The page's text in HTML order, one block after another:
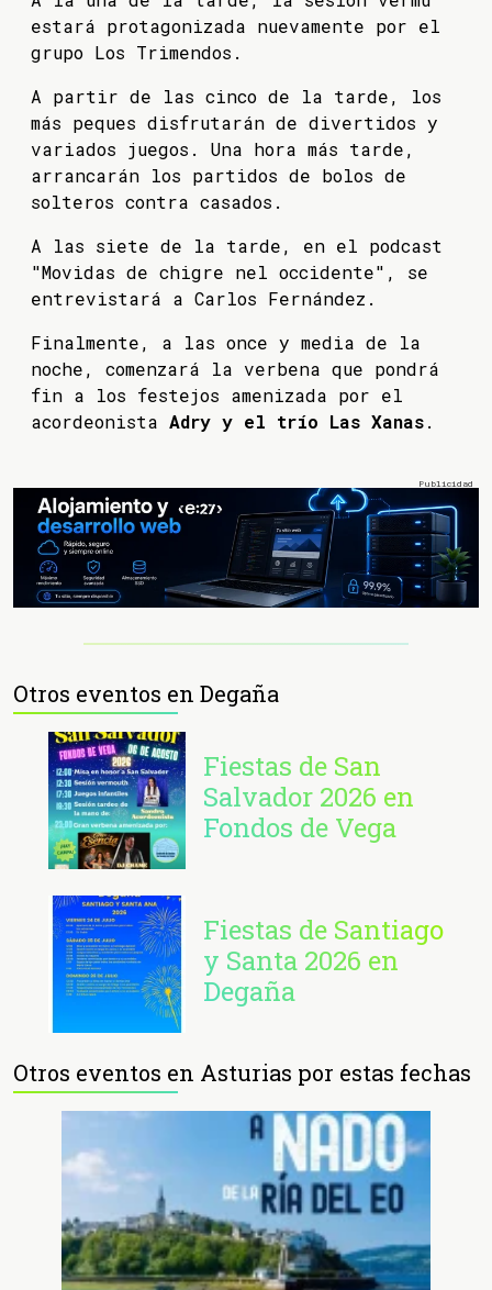
estará protagonizada nuevamente por el
grupo Los Trimendos.
A partir de las cinco de la tarde, los
más peques disfrutarán de divertidos y
variados juegos. Una hora más tarde,
arrancarán los partidos de bolos de
solteros contra casados.
A las siete de la tarde, en el podcast
"Movidas de chigre nel occidente", se
entrevistará a Carlos Fernández.
Finalmente, a las once y media de la
noche, comenzará la verbena que pondrá
fin a los festejos amenizada por el
acordeonista Adry y el trío Las Xanas.
Otros eventos en Degaña
Fiestas de San
Salvador 2026 en
Fondos de Vega
Fiestas de Santiago
y Santa 2026 en
Degaña
Otros eventos en Asturias por estas fechas